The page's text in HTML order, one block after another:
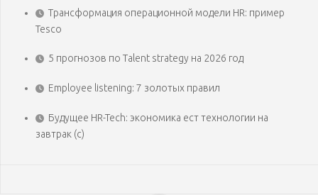
Трансформация операционной модели HR: пример
Tesco
5 прогнозов по Talent strategy на 2026 год
Employee listening: 7 золотых правил
Будущее HR-Tech: экономика ест технологии на
завтрак (с)